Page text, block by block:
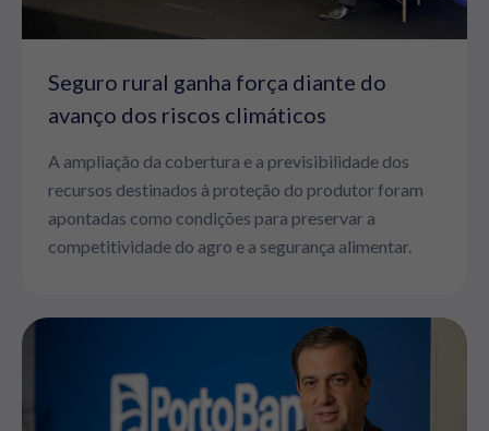
Seguro rural ganha força diante do
avanço dos riscos climáticos
A ampliação da cobertura e a previsibilidade dos
recursos destinados à proteção do produtor foram
apontadas como condições para preservar a
competitividade do agro e a segurança alimentar.